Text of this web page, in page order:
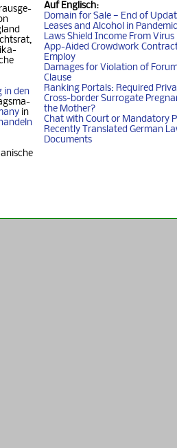
Auf Englisch:
Domain for Sale — End of
Leases and Alcohol in Pandemic
Laws Shield Income From Virus
App-Aided Crowdwork
Employ
Damages for Violation of
Clause
Ranking Portals: Required
Cross-border Surrogate
the Mother?
Chat with Court or Mandatory
Recently Translated German
Documents
in den
in